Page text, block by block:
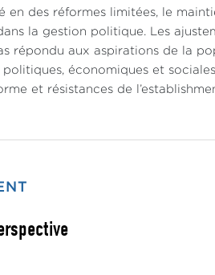
en des réformes limitées, le
la gestion politique. Les
répondu aux aspirations de la
économiques et
et résistances de